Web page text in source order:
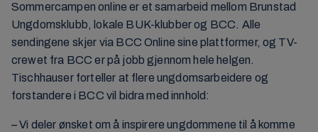
Sommercampen online er et samarbeid mellom Brunstad
Ungdomsklubb, lokale BUK-klubber og BCC. Alle
sendingene skjer via BCC Online sine plattformer, og TV-
crewet fra BCC er på jobb gjennom hele helgen.
Tischhauser forteller at flere ungdomsarbeidere og
forstandere i BCC vil bidra med innhold:
– Vi deler ønsket om å inspirere ungdommene til å komme